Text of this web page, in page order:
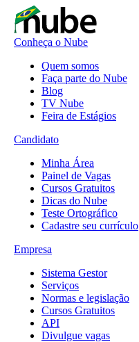
Conheça o Nube
Quem somos
Faça parte do Nube
Blog
TV Nube
Feira de Estágios
Candidato
Minha Área
Painel de Vagas
Cursos Gratuitos
Dicas do Nube
Teste Ortográfico
Cadastre seu currículo
Empresa
Sistema Gestor
Serviços
Normas e legislação
Cursos Gratuitos
API
Divulgue vagas